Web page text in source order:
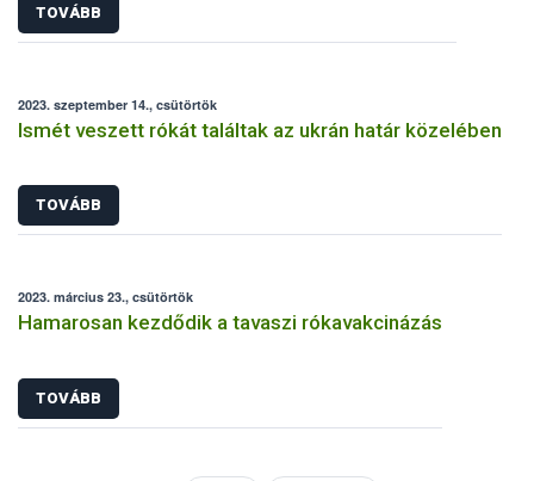
TOVÁBB
2023. szeptember 14., csütörtök
Ismét veszett rókát találtak az ukrán határ közelében
TOVÁBB
2023. március 23., csütörtök
Hamarosan kezdődik a tavaszi rókavakcinázás
TOVÁBB